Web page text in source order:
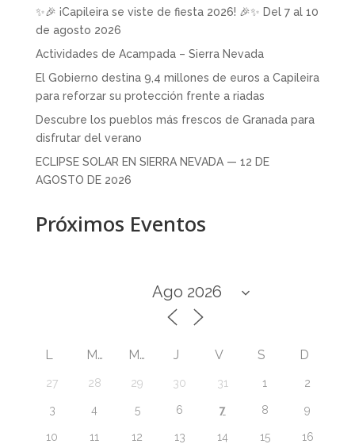
✨🎉 ¡Capileira se viste de fiesta 2026! 🎉✨ Del 7 al 10
de agosto 2026
Actividades de Acampada – Sierra Nevada
El Gobierno destina 9,4 millones de euros a Capileira
para reforzar su protección frente a riadas
Descubre los pueblos más frescos de Granada para
disfrutar del verano
ECLIPSE SOLAR EN SIERRA NEVADA — 12 DE
AGOSTO DE 2026
Próximos Eventos
L M M J V S D
27 28 29 30 31 1 2
3 4 5 6 7 8 9
10 11 12 13 14 15 16